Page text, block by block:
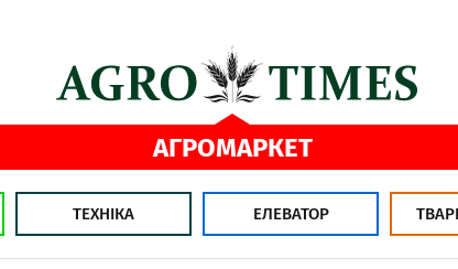
АГРОМАРКЕТ
ТЕХНІКА ЕЛЕВАТОР